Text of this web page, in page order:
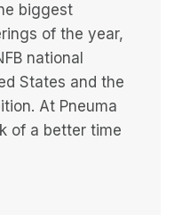
biggest
of the year,
national
States and the
At Pneuma
of a better time